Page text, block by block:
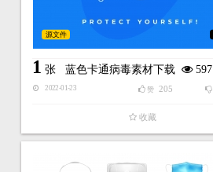
源文件
1 张 蓝色卡通病毒素材下载 597
2022-01-23 赞 205
收藏